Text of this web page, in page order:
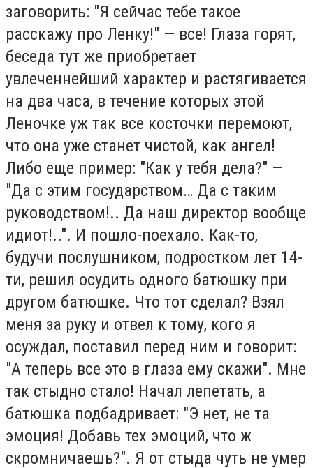
заговорить: "Я сейчас тебе такое
расскажу про Ленку!" — все! Глаза горят,
беседа тут же приобретает
увлеченнейший характер и растягивается
на два часа, в течение которых этой
Леночке уж так все косточки перемоют,
что она уже станет чистой, как ангел!
Либо еще пример: "Как у тебя дела?" —
"Да с этим государством… Да с таким
руководством!.. Да наш директор вообще
идиот!..". И пошло-поехало. Как-то,
будучи послушником, подростком лет 14-
ти, решил осудить одного батюшку при
другом батюшке. Что тот сделал? Взял
меня за руку и отвел к тому, кого я
осуждал, поставил перед ним и говорит:
"А теперь все это в глаза ему скажи". Мне
так стыдно стало! Начал лепетать, а
батюшка подбадривает: "Э нет, не та
эмоция! Добавь тех эмоций, что ж
скромничаешь?". Я от стыда чуть не умер